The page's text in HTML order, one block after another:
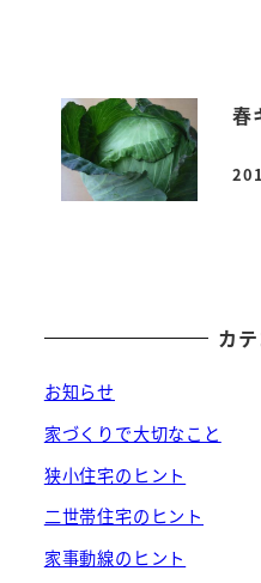
春
投
カ
お知らせ
家づくりで大切なこと
狭小住宅のヒント
二世帯住宅のヒント
家事動線のヒント